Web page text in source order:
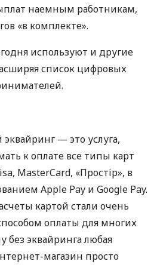
наемным работникам,
«в комплекте».
используют и другие
список цифровых
— это услуга,
к оплате все типы карт
MasterCard, «Простір», в
Apple Pay и Google Pay.
картой стали очень
оплаты для многих
без эквайринга любая
магазин просто